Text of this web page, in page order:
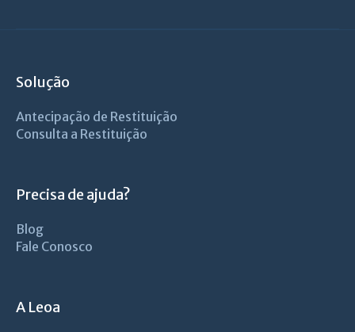
Solução
Antecipação de Restituição
Consulta a Restituição
Precisa de ajuda?
Blog
Fale Conosco
A Leoa